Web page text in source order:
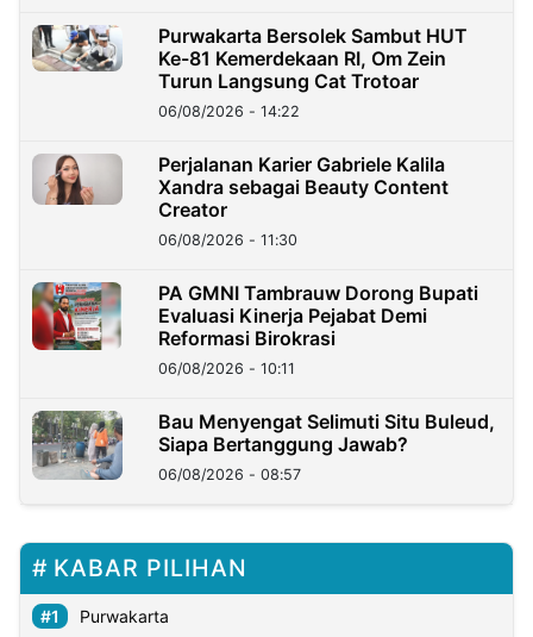
Purwakarta Bersolek Sambut HUT
Ke-81 Kemerdekaan RI, Om Zein
Turun Langsung Cat Trotoar
06/08/2026 - 14:22
Perjalanan Karier Gabriele Kalila
Xandra sebagai Beauty Content
Creator
06/08/2026 - 11:30
PA GMNI Tambrauw Dorong Bupati
Evaluasi Kinerja Pejabat Demi
Reformasi Birokrasi
06/08/2026 - 10:11
Bau Menyengat Selimuti Situ Buleud,
Siapa Bertanggung Jawab?
06/08/2026 - 08:57
KABAR PILIHAN
Purwakarta